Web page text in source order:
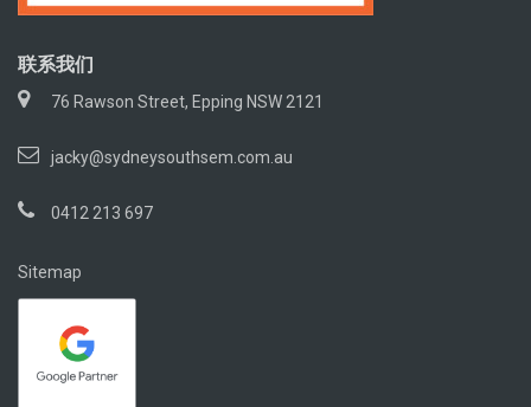
联系我们
76 Rawson Street, Epping NSW 2121
jacky@sydneysouthsem.com.au
0412 213 697
Sitemap